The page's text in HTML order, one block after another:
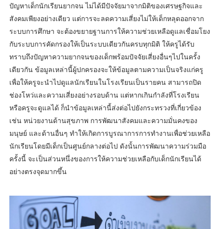
ปัญหาเด็กนักเรียนยากจน ไม่ได้มีปัจจัยมาจากมิติของเศรษฐกิจและ
สังคมเพียงอย่างเดียว แต่การจะลดความเสี่ยงไม่ให้เด็กหลุดออกจาก
ระบบการศึกษา จะต้องขยายฐานการให้ความช่วยเหลือดูแลเชื่อมโยง
กับระบบการคัดกรองให้เป็นระบบเดียวกันครบทุกมิติ ให้ครูได้รับ
ทราบถึงปัญหาความยากจนของเด็กพร้อมปัจจัยเสี่ยงอื่นๆไปในครั้ง
เดียวกัน ข้อมูลเหล่านี้ผู้ปกครองจะให้ข้อมูลตามความเป็นจริงแก่ครู
เพื่อให้ครูจะนำไปดูแลนักเรียนในโรงเรียนเป็นรายคน สามารถปิด
ช่องโหว่และความเสี่ยงอย่างรอบด้าน แต่หากเกินกำลังที่โรงเรียน
หรือครูจะดูแลได้ ก็นำข้อมูลเหล่านี้ส่งต่อไปยังกระทรวงที่เกี่ยวข้อง
เช่น หน่วยงานด้านสุขภาพ การพัฒนาสังคมและความมั่นคงของ
มนุษย์ และด้านอื่นๆ ทำให้เกิดการบูรณาการการทำงานเพื่อช่วยเหลือ
นักเรียนโดยมีเด็กเป็นศูนย์กลางต่อไป ดังนั้นการพัฒนาความร่วมมือ
ครั้งนี้ จะเป็นส่วนหนึ่งของการให้ความช่วยเหลือกับเด็กนักเรียนได้
อย่างตรงจุดมากขึ้น